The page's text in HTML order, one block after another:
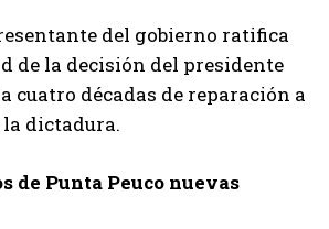
del gobierno ratifica
de la decisión del presidente
cuatro décadas de reparación a
dictadura.
de Punta Peuco nuevas